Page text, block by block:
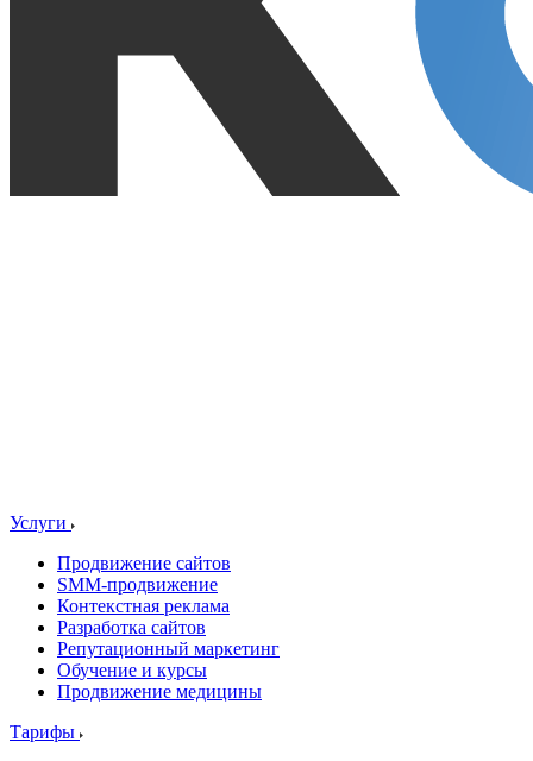
Услуги
Продвижение сайтов
SMM-продвижение
Контекстная реклама
Разработка сайтов
Репутационный маркетинг
Обучение и курсы
Продвижение медицины
Тарифы